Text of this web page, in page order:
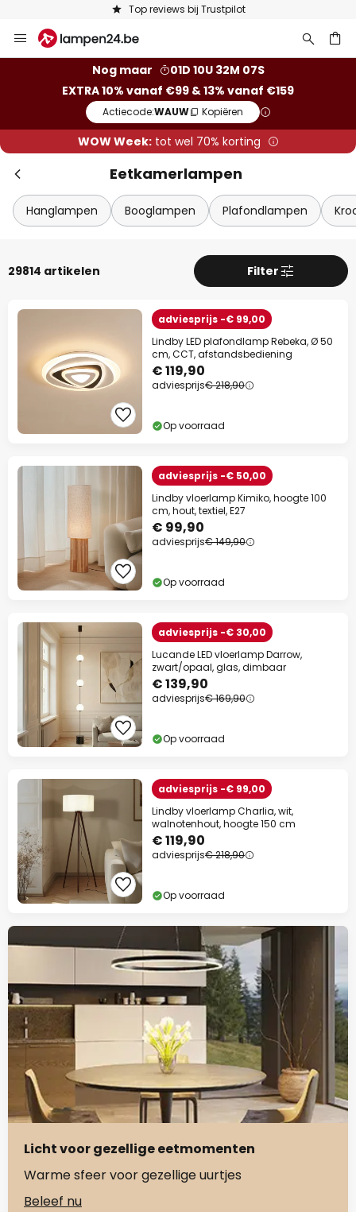
Keuze uit 50.000 lampen
naar
Nog maar
01D 10U 32M 05S
EXTRA 10% vanaf €99 & 13% vanaf €159
Actiecode:WAUW Kopiëren
WOW Week:tot wel 70% korting
Eetkamerlampen
Hanglampen Booglampen Plafondlampen
29814 artikelen Filter
adviesprijs -€ 99,00
Lindby LED plafondlamp Rebeka, Ø 50
cm, CCT, afstandsbediening
€ 119,90
adviesprijs€ 218,90
Op voorraad
adviesprijs -€ 50,00
Lindby vloerlamp Kimiko, hoogte 100
cm, hout, textiel, E27
€ 99,90
adviesprijs€ 149,90
Op voorraad
adviesprijs -€ 30,00
Lucande LED vloerlamp Darrow,
zwart/opaal, glas, dimbaar
€ 139,90
adviesprijs€ 169,90
Op voorraad
adviesprijs -€ 99,00
Lindby vloerlamp Charlia, wit,
walnotenhout, hoogte 150 cm
€ 119,90
adviesprijs€ 218,90
Op voorraad
Licht voor gezellige eetmomenten
Warme sfeer voor gezellige uurtjes
Beleef nu
Extra korting
vanaf €99
13% kortingvanaf €159
op bijna alles*
Actiecode:WAUW Kopiëren
Nu besparen